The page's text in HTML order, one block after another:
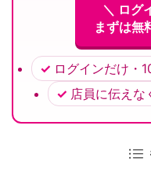
＼ ログ
まずは無
ログインだけ・
店員に伝えな